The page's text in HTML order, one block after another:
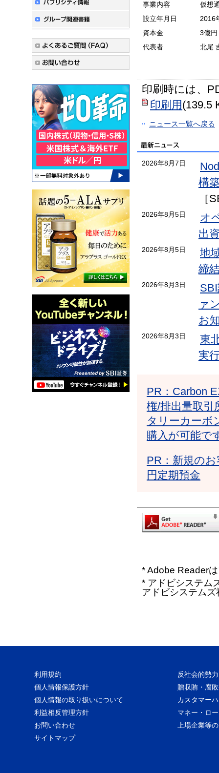
事業内容
仮想
設立年月日
2016
資本金
3億円
代表者
北尾
印刷時には、
印刷用 (139.5
ニュース一覧へ戻る
2026年8月7日
構
［
2026年8月5日
オ
出
2026年8月5日
地
締
2026年8月3日
ァ
お
2026年8月3日
東
実
PR：Carbon
権/排出量取引
タリーカーボ
購入が可能で
PR：新規の
円定期預金
* Adobe Reader
* アドビシステム
アドビシステム
利用規約
反社会的勢
個人情報保護方針
贈収賄・腐
個人情報の取り扱いについて
カスタマー
利益相反管理方針
マネー・ロ
お問い合わせ
上場企業等
サイトマップ